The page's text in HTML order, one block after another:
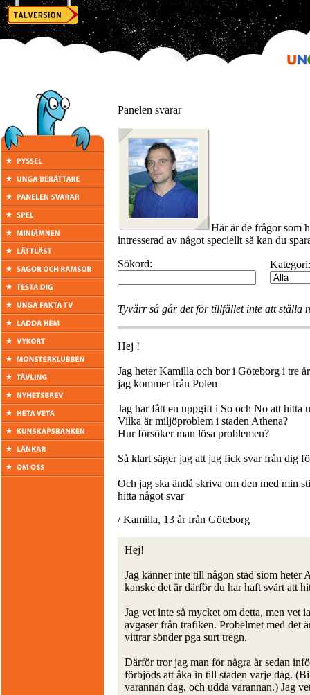
Panelen svarar
Här är de frågor som
intresserad av något speciellt så kan du
Sökord:
Kategori:
Tyvärr så går det för tillfället inte att ställa
Hej !
Jag heter Kamilla och bor i Göteborg i tre
jag kommer från Polen
Jag har fått en uppgift i So och No att hitta
Vilka är miljöproblem i staden Athena?
Hur försöker man lösa problemen?
Så klart säger jag att jag fick svar från dig
Och jag ska ändå skriva om den med min
hitta något svar
/ Kamilla, 13 år från Göteborg
Hej!
Jag känner inte till någon stad siom heter
kanske det är därför du har haft svårt att
Jag vet inte så mycket om detta, men vet
avgaser från trafiken. Probelmet med det
vittrar sönder pga surt tregn.
Därför tror jag man för några år sedan
förbjöds att åka in till staden varje dag.
varannan dag, och udda varannan.) Jag